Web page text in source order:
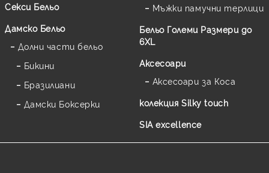
Секси Бельо
Дамско Бельо
Долни части бельо
Бикини
Бразилиани
Дамски Боксерки
Мъжки памучни терлици
Бельо Големи Размери до
6XL
Аксесоари
Аксесоари за Коса
колекция Silky touch
SIA excellence